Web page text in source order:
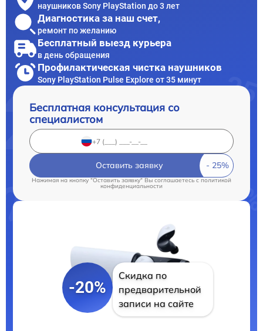
наушников Sony PlayStation до 3 лет
Диагностика за наш счет,
ремонт по желанию
Бесплатный выезд курьера
в день обращения
Профилактическая чистка наушников
Sony PlayStation Pulse Explore от 35 минут
Бесплатная консультация со
специалистом
Оставить заявку
Нажимая на кнопку "Оставить заявку" Вы соглашаетесь cполитикой
конфиденциальности
-20%
Скидка по
предварительной
записи на сайте